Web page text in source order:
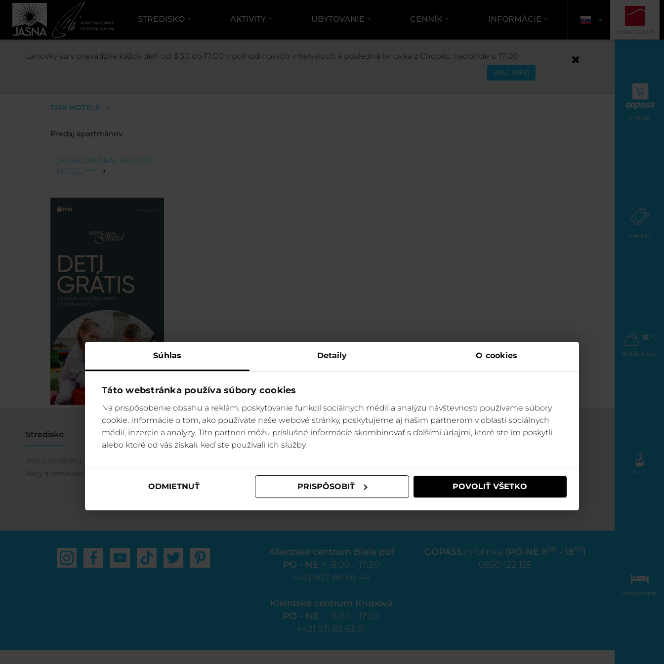
Súhlas Detaily O cookies
Táto webstránka používa súbory cookies
Na prispôsobenie obsahu a reklám, poskytovanie funkcií sociálnych médií a analýzu návštevnosti používame súbory
cookie. Informácie o tom, ako používate naše webové stránky, poskytujeme aj našim partnerom v oblasti sociálnych
médií, inzercie a analýzy. Títo partneri môžu príslušné informácie skombinovať s ďalšími údajmi, ktoré ste im poskytli
alebo ktoré od vás získali, keď ste používali ich služby.
ODMIETNUŤ PRISPÔSOBIŤ POVOLIŤ VŠETKO
e-shop
Cenník
15 °C
Webkamery
5 / 5
Ubytovanie
STREDISKO AKTIVITY UBYTOVANIE CENNÍK INFORMÁCIE
VYBRAŤ REZORT
UBYTOVANIE PREDAJ APARTMÁNOV
TMR HOTELS
Predaj apartmánov
JASNÁ CENTRAL RESORT
HOTEL ****
Stredisko
Info o stredisku
Bary a reštaurácie
Aktivity Ubytovanie
Predaj apartmánov
CENNÍK
ŠPECIÁLNE PONUKY
Informácie
Dokumenty
Kontakt
Doprava do Jasnej
Klientské centrum Biela púť
PO - NE = 8:00 - 17:30
+421 907 88 66 44
Klientské centrum Krupová
PO - NE = 8:00 - 17:30
+421 911 85 63 91
GOPASS infolinka (PO-NE 800 - 1800)
0850 122 155
Lanovky sú v prevádzke každý deň od 8:30 do 17:00 v polhodinových intervaloch a posledná lanovka z Chopku nadol ide o 17:00.
VIAC INFO